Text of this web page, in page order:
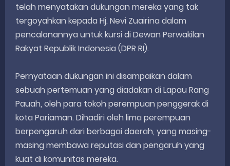
telah menyatakan dukungan mereka yang tak
tergoyahkan kepada Hj. Nevi Zuairina dalam
pencalonannya untuk kursi di Dewan Perwakilan
Rakyat Republik Indonesia (DPR RI).
Pernyataan dukungan ini disampaikan dalam
sebuah pertemuan yang diadakan di Lapau Rang
Pauah, oleh para tokoh perempuan penggerak di
kota Pariaman. Dihadiri oleh lima perempuan
berpengaruh dari berbagai daerah, yang masing-
masing membawa reputasi dan pengaruh yang
kuat di komunitas mereka.